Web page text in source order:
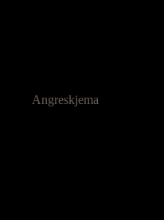
Angreskjema